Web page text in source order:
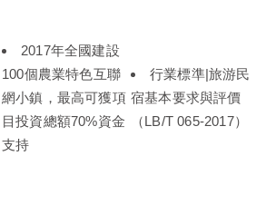
2017年全國建設
100個農業特色互聯
網小鎮，最高可獲項
目投資總額70%資金
支持
行業標準|旅游民
宿基本要求與評價
（LB/T 065-2017）